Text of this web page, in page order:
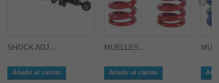
SHOCK ADJ...
Añadir al carrito
MUELLES...
Añadir al carrito